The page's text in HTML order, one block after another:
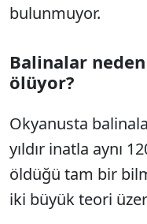
bulunmuyor.
Balinalar
ölüyor?
Okyanusta
yıldır inatla aynı
öldüğü tam bir
iki büyük teori